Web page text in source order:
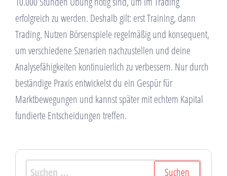
erfolgreich zu werden. Deshalb gilt: erst Training, dann
Trading. Nutzen Börsenspiele regelmäßig und konsequent,
um verschiedene Szenarien nachzustellen und deine
Analysefähigkeiten kontinuierlich zu verbessern. Nur durch
beständige Praxis entwickelst du ein Gespür für
Marktbewegungen und kannst später mit echtem Kapital
fundierte Entscheidungen treffen.
Suchen